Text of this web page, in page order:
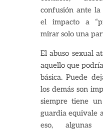
confusión ante
el impacto a
mirar solo una
El abuso sexual
aquello que
básica. Puede
los demás son
siempre tiene
guardia equivale
eso, algunas